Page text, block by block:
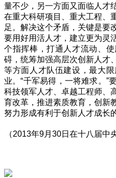
量不少，另一方面又面临人才
在重大科研项目、重大工程、
足。解决这个矛盾，关键是要
要用好用活人才，建立更为灵
个指挥棒，打通人才流动、
碍，统筹加强高层次创新人才
等方面人才队伍建设，最大
业。“千军易得，一将难求。”
科技领军人才、卓越工程师、
育改革，推进素质教育，创新
努力形成有利于创新人才成长
（2013年9月30日在十八届